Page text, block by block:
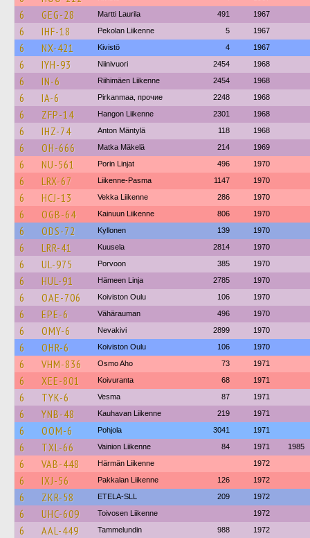
6 GEG-28 Martti Laurila 491 1967
6 IHF-18 Pekolan Liikenne 5 1967
6 NX-421 Kivistö 4 1967
6 IYH-93 Niinivuori 2454 1968
6 IN-6 Riihimäen Liikenne 2454 1968
6 IA-6 Pirkanmaa, прочие 2248 1968
6 ZFP-14 Hangon Liikenne 2301 1968
6 IHZ-74 Anton Mäntylä 118 1968
6 OH-666 Matka Mäkelä 214 1969
6 NU-561 Porin Linjat 496 1970
6 LRX-67 Liikenne-Pasma 1147 1970
6 HCJ-13 Vekka Liikenne 286 1970
6 OGB-64 Kainuun Liikenne 806 1970
6 ODS-72 Kyllonen 139 1970
6 LRR-41 Kuusela 2814 1970
6 UL-975 Porvoon 385 1970
6 HUL-91 Hämeen Linja 2785 1970
6 OAE-706 Koiviston Oulu 106 1970
6 EPE-6 Vähärauman 496 1970
6 OMY-6 Nevakivi 2899 1970
6 OHR-6 Koiviston Oulu 106 1970
6 VHM-836 Osmo Aho 73 1971
6 XEE-801 Koivuranta 68 1971
6 TYK-6 Vesma 87 1971
6 YNB-48 Kauhavan Liikenne 219 1971
6 OOM-6 Pohjola 3041 1971
6 TXL-66 Vainion Liikenne 84 1971 1985
6 VAB-448 Härmän Liikenne 1972
6 IXJ-56 Pakkalan Liikenne 126 1972
6 ZKR-58 ETELA-SLL 209 1972
6 UHC-609 Toivosen Liikenne 1972
6 AAL-449 Tammelundin 988 1972